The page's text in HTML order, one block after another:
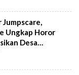
Jumpscare,
Ungkap Horor
Desa